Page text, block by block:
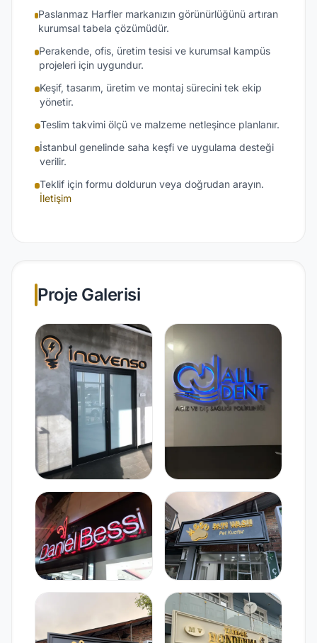
Paslanmaz Harfler markanızın görünürlüğünü artıran
kurumsal tabela çözümüdür.
Perakende, ofis, üretim tesisi ve kurumsal kampüs
projeleri için uygundur.
Keşif, tasarım, üretim ve montaj sürecini tek ekip
yönetir.
Teslim takvimi ölçü ve malzeme netleşince planlanır.
İstanbul genelinde saha keşfi ve uygulama desteği
verilir.
Teklif için formu doldurun veya doğrudan arayın.
İletişim
Proje Galerisi